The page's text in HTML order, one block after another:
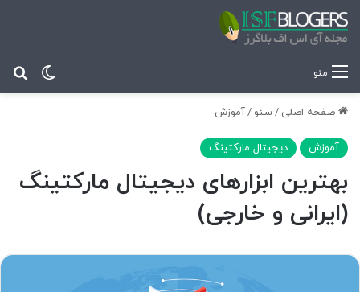
منو
صفحه اصلی /سئو /آموزش
آموزش دیجیتال مارکتینگ
بهترین ابزارهای دیجیتال مارکتینگ
(ایرانی و خارجی)